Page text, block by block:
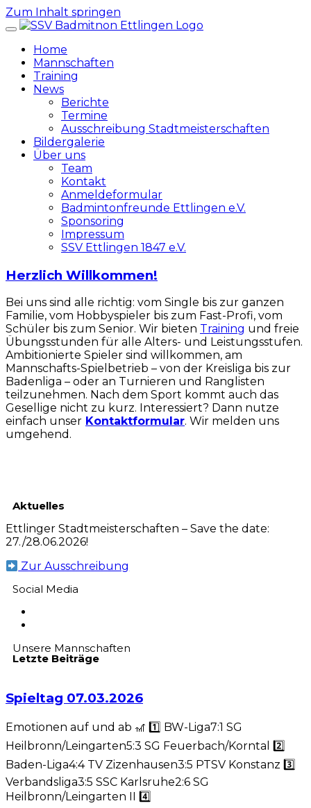
Zum Inhalt springen
Home
Mannschaften
Training
News
Berichte
Termine
Ausschreibung Stadtmeisterschaften
Bildergalerie
Über uns
Team
Kontakt
Anmeldeformular
Badmintonfreunde Ettlingen e.V.
Sponsoring
Impressum
SSV Ettlingen 1847 e.V.
Herzlich Willkommen!
Bei uns sind alle richtig: vom Single bis zur ganzen
Familie, vom Hobbyspieler bis zum Fast-Profi, vom
Schüler bis zum Senior. Wir bieten Training und freie
Übungsstunden für alle Alters- und Leistungsstufen.
Ambitionierte Spieler sind willkommen, am
Mannschafts-Spielbetrieb – von der Kreisliga bis zur
Badenliga – oder an Turnieren und Ranglisten
teilzunehmen. Nach dem Sport kommt auch das
Gesellige nicht zu kurz. Interessiert? Dann nutze
einfach unser Kontaktformular. Wir melden uns
umgehend.
Aktuelles
Ettlinger Stadtmeisterschaften – Save the date:
27./28.06.2026!
Zur Ausschreibung
Social Media
Unsere Mannschaften
Letzte Beiträge
Spieltag 07.03.2026
Emotionen auf und ab 🎢 1️⃣ BW-Liga7:1 SG
Heilbronn/Leingarten5:3 SG Feuerbach/Korntal 2️⃣
Baden-Liga4:4 TV Zizenhausen3:5 PTSV Konstanz 3️⃣
Verbandsliga3:5 SSC Karlsruhe2:6 SG
Heilbronn/Leingarten II 4️⃣